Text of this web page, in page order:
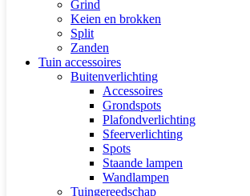
Grind
Keien en brokken
Split
Zanden
Tuin accessoires
Buitenverlichting
Accessoires
Grondspots
Plafondverlichting
Sfeerverlichting
Spots
Staande lampen
Wandlampen
Tuingereedschap